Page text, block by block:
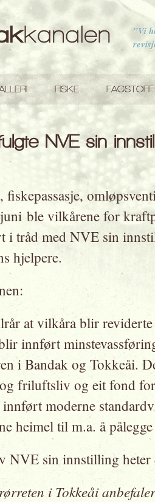
”Vi
FISKE FAGSTOFF
NVE sin
fiskepassasje,
ble vilkårene for
i tråd med NVE sin
hjelpere.
at vilkåra blir
innført
i Bandak og Tokkeåi.
friluftsliv og eit fond
moderne
heimel til m.a. å
NVE sin innstilling heter
i Tokkeåi